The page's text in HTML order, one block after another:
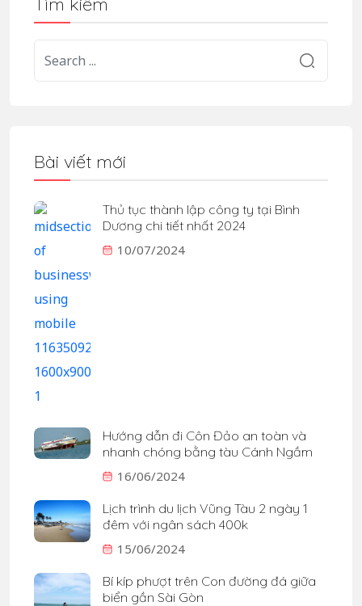
Bài viết mới
Thủ tục thành lập công ty tại Bình
Dương chi tiết nhất 2024
10/07/2024
Hướng dẫn đi Côn Đảo an toàn và
nhanh chóng bằng tàu Cánh Ngầm
16/06/2024
Lịch trình du lịch Vũng Tàu 2 ngày 1
đêm với ngân sách 400k
15/06/2024
Bí kíp phượt trên Con đường đá giữa
biển gần Sài Gòn